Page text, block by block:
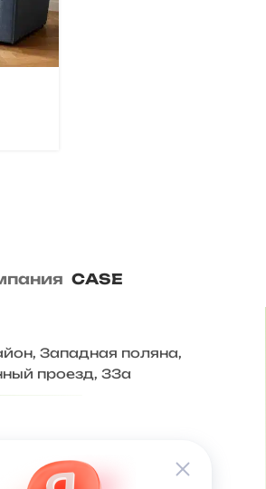
CASE
Западная поляна,
проезд, 33а